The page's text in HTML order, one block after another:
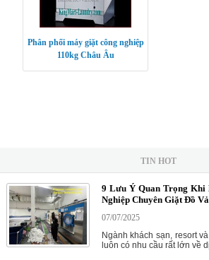
Phân phối máy giặt công nghiệp
110kg Châu Âu
TIN HOT
9 Lưu Ý Quan Trọng Khi
Nghiệp Chuyên Giặt Đồ
07/07/2025
Ngành khách sạn, resort
luôn có nhu cầu rất lớn về